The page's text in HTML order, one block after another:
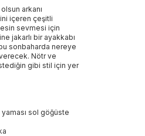
arkanı
içeren çeşitli
sevmesi için
jakarlı bir ayakkabı
sonbaharda nereye
Nötr ve
gibi stil için yer
yaması sol göğüste